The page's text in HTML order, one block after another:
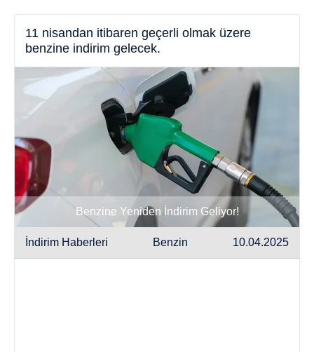
11 nisandan itibaren geçerli olmak üzere
benzine indirim gelecek.
Benzine Yeniden İndirim Geliyor!
İndirim Haberleri Benzin 10.04.2025